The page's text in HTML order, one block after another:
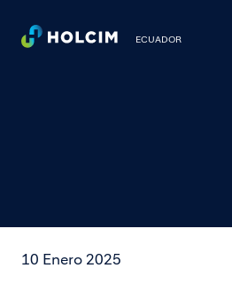
ECUADOR
10 Enero 2025